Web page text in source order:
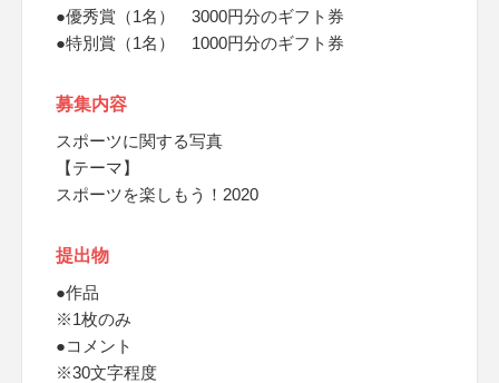
●優秀賞（1名） 3000円分のギフト券
●特別賞（1名） 1000円分のギフト券
募集内容
スポーツに関する写真
【テーマ】
スポーツを楽しもう！2020
提出物
●作品
※1枚のみ
●コメント
※30文字程度